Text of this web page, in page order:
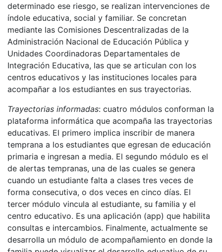
determinado ese riesgo, se realizan intervenciones de
índole educativa, social y familiar. Se concretan
mediante las Comisiones Descentralizadas de la
Administración Nacional de Educación Pública y
Unidades Coordinadoras Departamentales de
Integración Educativa, las que se articulan con los
centros educativos y las instituciones locales para
acompañar a los estudiantes en sus trayectorias.
Trayectorias informadas: cuatro módulos conforman la
plataforma informática que acompaña las trayectorias
educativas. El primero implica inscribir de manera
temprana a los estudiantes que egresan de educación
primaria e ingresan a media. El segundo módulo es el
de alertas tempranas, una de las cuales se genera
cuando un estudiante falta a clases tres veces de
forma consecutiva, o dos veces en cinco días. El
tercer módulo vincula al estudiante, su familia y el
centro educativo. Es una aplicación (app) que habilita
consultas e intercambios. Finalmente, actualmente se
desarrolla un módulo de acompañamiento en donde la